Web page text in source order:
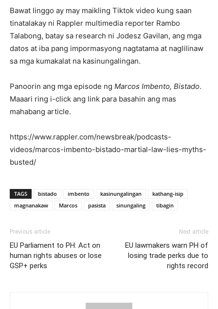
Bawat linggo ay may maikling Tiktok video kung saan
tinatalakay ni Rappler multimedia reporter Rambo
Talabong, batay sa research ni Jodesz Gavilan, ang mga
datos at iba pang impormasyong nagtatama at naglilinaw
sa mga kumakalat na kasinungalingan.
Panoorin ang mga episode ng Marcos Imbento, Bistado.
Maaari ring i-click ang link para basahin ang mas
mahabang article.
https://www.rappler.com/newsbreak/podcasts-
videos/marcos-imbento-bistado-martial-law-lies-myths-
busted/
TAGS bistado imbento kasinungalingan
kathang-isip
magnanakaw
Marcos pasista sinungaling tibagin
Previous article
EU Parliament to PH: Act on
human rights abuses or lose
GSP+ perks
Next article
EU lawmakers warn PH of
losing trade perks due to
rights record